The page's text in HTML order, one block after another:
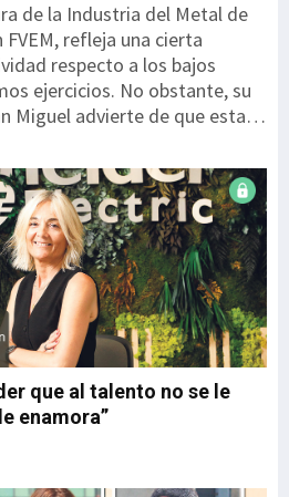
de la Industria del Metal de
refleja una cierta
respecto a los bajos
ejercicios. No obstante, su
Miguel advierte de que esta
de una recuperación
son mejores, pero debemos
Partimos de niveles
ante una corrección
ante una recuperación
las respuestas de 207
a 17.710 personas
principales novedades es el
que pondera diez variables
que al talento no se le
enamora”